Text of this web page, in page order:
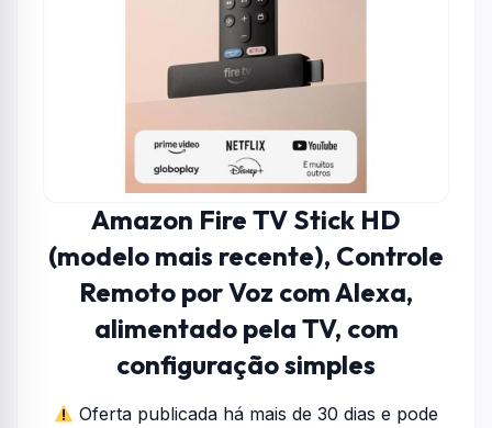
Amazon Fire TV Stick HD
(modelo mais recente), Controle
Remoto por Voz com Alexa,
alimentado pela TV, com
configuração simples
Oferta publicada há mais de 30 dias e pode